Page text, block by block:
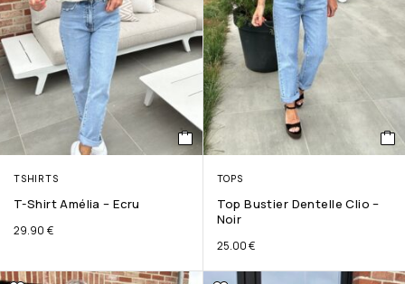
TSHIRTS
T-Shirt Amélia – Ecru
29.90 €
TOPS
Top Bustier Dentelle Clio –
Noir
25.00€